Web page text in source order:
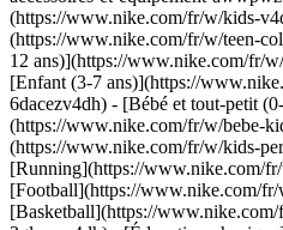
(https://www.nike.com/fr/w/kids-
(https://www.nike.com/fr/w/teen-
12 ans)](https://www.nike.com/fr/
[Enfant (3-7 ans)](https://
6dacezv4dh) - [Bébé et tout-petit
(https://www.nike.com/fr/w/bebe-
(https://www.nike.com/fr/w/kids-
[Running](https://www.nike.com/
[Football](https://www.nike.com/
[Basketball](https://